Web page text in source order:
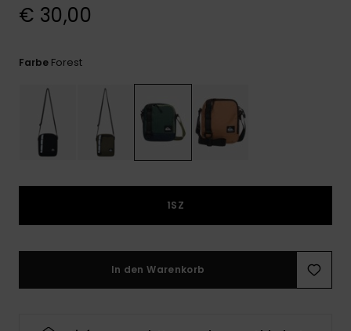
€ 30,00
Farbe Forest
1SZ
In den Warenkorb